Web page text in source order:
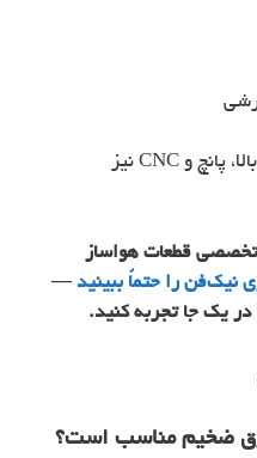
برای پروژه‌های صنعتی و تیراژ بالا، پانچ و CNC نیز
تخصصی قطعات هواساز
را حتماً ببینید —
یک جا تجربه کنید.